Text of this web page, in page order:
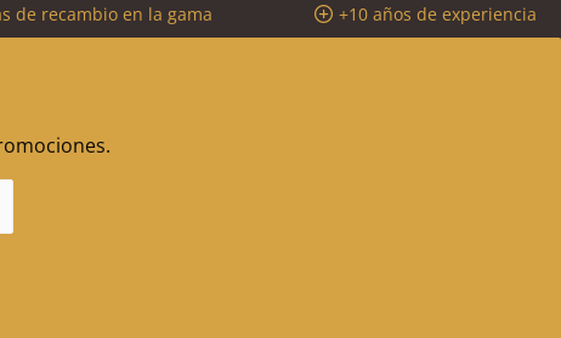
de recambio en la gama +10 años de experiencia